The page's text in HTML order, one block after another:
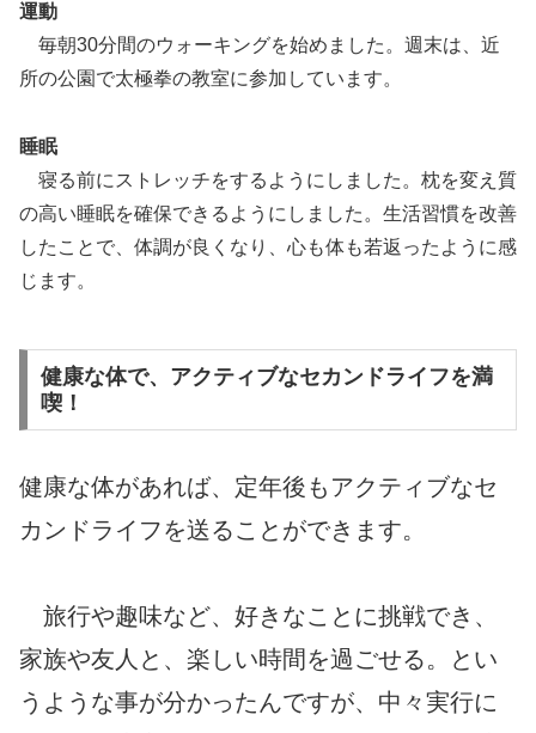
運動
毎朝30分間のウォーキングを始めました。週末は、近
所の公園で太極拳の教室に参加しています。
睡眠
寝る前にストレッチをするようにしました。枕を変え質
の高い睡眠を確保できるようにしました。生活習慣を改善
したことで、体調が良くなり、心も体も若返ったように感
じます。
健康な体で、アクティブなセカンドライフを満
喫！
健康な体があれば、定年後もアクティブなセ
カンドライフを送ることができます。
旅行や趣味など、好きなことに挑戦でき、
家族や友人と、楽しい時間を過ごせる。とい
うような事が分かったんですが、中々実行に